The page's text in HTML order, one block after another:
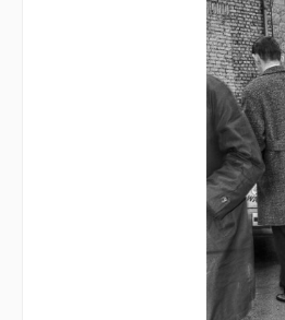
Bildergalerie überspringen